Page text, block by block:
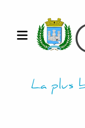
Ouvrir le menu
La plus